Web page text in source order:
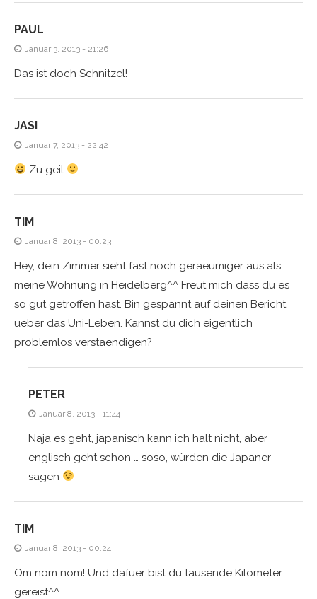
PAUL
Januar 3, 2013 - 21:26
Das ist doch Schnitzel!
JASI
Januar 7, 2013 - 22:42
Zu geil
TIM
Januar 8, 2013 - 00:23
Hey, dein Zimmer sieht fast noch geraeumiger aus als
meine Wohnung in Heidelberg^^ Freut mich dass du es
so gut getroffen hast. Bin gespannt auf deinen Bericht
ueber das Uni-Leben. Kannst du dich eigentlich
problemlos verstaendigen?
PETER
Januar 8, 2013 - 11:44
Naja es geht, japanisch kann ich halt nicht, aber
englisch geht schon … soso, würden die Japaner
sagen
TIM
Januar 8, 2013 - 00:24
Om nom nom! Und dafuer bist du tausende Kilometer
gereist^^